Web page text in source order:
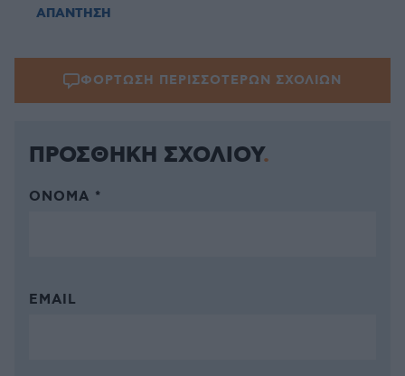
ΑΠΑΝΤΗΣΗ
ΦΟΡΤΩΣΗ ΠΕΡΙΣΣΟΤΕΡΩΝ ΣΧΟΛΙΩΝ
ΠΡΟΣΘΗΚΗ ΣΧΟΛΙΟΥ
ΌΝΟΜΑ *
EMAIL